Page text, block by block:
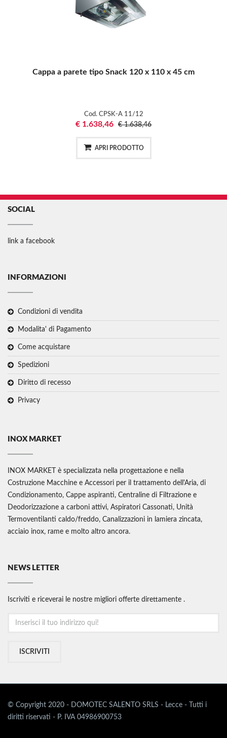
Cappa a parete tipo Snack 120 x 110 x 45 cm
Cod. CPSK-A 11/12
€ 1.638,46 € 1.638,46
APRI PRODOTTO
SOCIAL
link a facebook
INFORMAZIONI
Condizioni di vendita
Modalita' di Pagamento
Come acquistare
Spedizioni
Diritto di recesso
Privacy
INOX MARKET
INOX MARKET è specializzata nella progettazione e nella
Costruzione Macchine e Accessori per il trattamento dell'Aria, di
Condizionamento, Cappe aspiranti, Centraline di Filtrazione e
Deodorizzazione a carboni attivi, Aspiratori Cassonati, Unità
Termoventilanti caldo/freddo, Canalizzazioni in lamiera zincata,
acciaio inox, rame e molto altro ancora.
NEWS LETTER
Iscriviti e riceverai le nostre migliori offerte direttamente .
ISCRIVITI
© Copyright 2020 - DOMOTEC SALENTO SRLS - Lecce - Tutti i
diritti riservati - P. IVA 04986900753